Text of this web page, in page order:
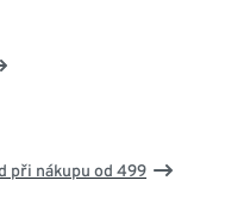
při nákupu od 499